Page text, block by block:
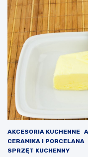
AKCESORIA KUCHENNE
CERAMIKA I PORCELANA
SPRZĘT KUCHENNY